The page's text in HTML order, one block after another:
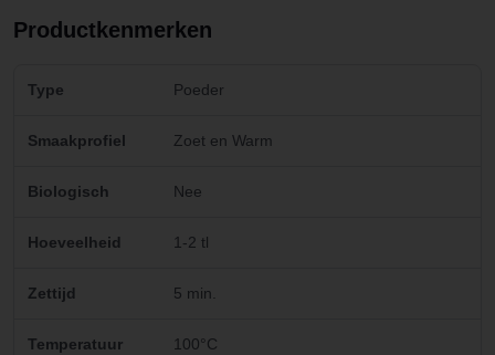
Productkenmerken
Type Poeder
Smaakprofiel Zoet en Warm
Biologisch Nee
Hoeveelheid 1-2 tl
Zettijd 5 min.
Temperatuur
100°C